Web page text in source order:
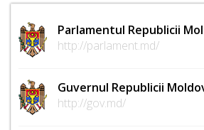
Parlamentul Republicii
http://parlament.md/
Guvernul Republicii
http://gov.md/